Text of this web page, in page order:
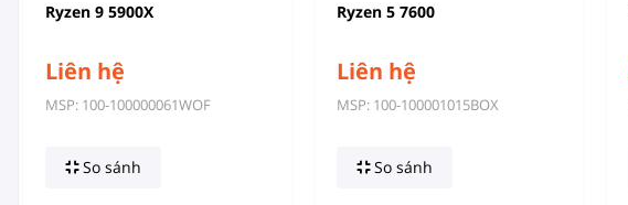
Ryzen 9 5900X
Liên hệ
MSP: 100-100000061WOF
So sánh
Ryzen 5 7600
Liên hệ
MSP: 100-100001015BOX
So sánh